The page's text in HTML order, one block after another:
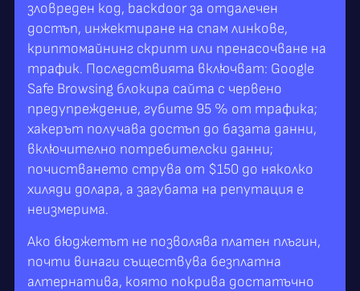
зловреден код, backdoor за отдалечен
достъп, инжектиране на спам линкове,
криптомайнинг скрипт или пренасочване на
трафик. Последствията включват: Google
Safe Browsing блокира сайта с червено
предупреждение, губите 95 % от трафика;
хакерът получава достъп до базата данни,
включително потребителски данни;
почистването струва от $150 до няколко
хиляди долара, а загубата на репутация е
неизмерима.
Ако бюджетът не позволява платен плъгин,
почти винаги съществува безплатна
алтернатива, която покрива достатъчно